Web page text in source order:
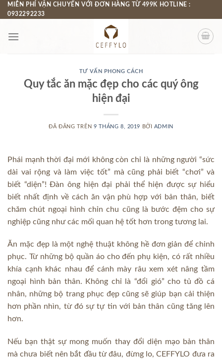
Chuyển
đến
dung
MIỄN PHÍ VẬN CHUYỂN VỚI ĐƠN HÀNG TỪ 499K HOTLINE :
0932292233
TƯ VẤN PHONG CÁCH
Quy tắc ăn mặc đẹp cho các quý ông
hiện đại
ĐÃ ĐĂNG TRÊN 9 THÁNG 8, 2019 BỞI ADMIN
Phái mạnh thời đại mới không còn chỉ là những người “sức
dài vai rộng và làm việc tốt” mà cũng phải biết “chơi” và
biết “diện”! Đàn ông hiện đại phải thể hiện được sự hiểu
biết nhất định về cách ăn vận phù hợp với bản thân, biết
chăm chút ngoại hình chỉn chu cũng là bước đệm cho sự
nghiệp cũng như các mối quan hệ tốt hơn trong tương lai.
Ăn mặc đẹp là một nghệ thuật không hề đơn giản để chinh
phục. Từ những bộ quần áo cho đến phụ kiện, có rất nhiều
khía cạnh khác nhau để cánh mày râu xem xét nâng tầm
ngoại hình bản thân. Không chỉ là “đổi gió” cho tủ đồ cá
nhân, những bộ trang phục đẹp cũng sẽ giúp bạn cải thiện
hơn phần nhìn, từ đó sự tự tin với bản thân cũng tăng lên
hơn.
Nếu bạn thật sự mong muốn thay đổi diện mạo bản thân
mà chưa biết nên bắt đầu từ đâu, đừng lo, CEFFYLO đưa ra